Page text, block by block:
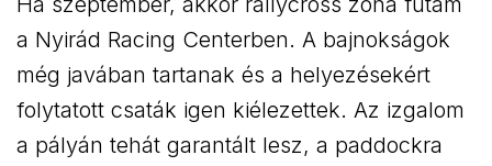
a Nyirád Racing Centerben. A bajnokságok
még javában tartanak és a helyezésekért
folytatott csaták igen kiélezettek. Az izgalom
a pályán tehát garantált lesz, a paddockra